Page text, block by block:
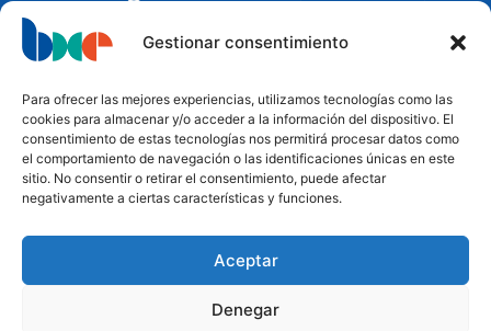
Gestionar consentimiento
Para ofrecer las mejores experiencias, utilizamos tecnologías como las
cookies para almacenar y/o acceder a la información del dispositivo. El
consentimiento de estas tecnologías nos permitirá procesar datos como
el comportamiento de navegación o las identificaciones únicas en este
sitio. No consentir o retirar el consentimiento, puede afectar
negativamente a ciertas características y funciones.
Aceptar
Denegar
Financian